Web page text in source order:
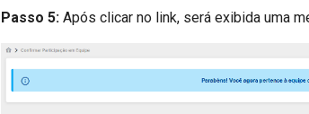
Passo 5: Após clicar no link, será exibida uma